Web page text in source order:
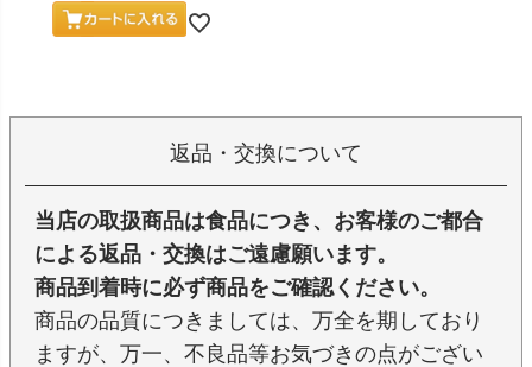
返品・交換について
当店の取扱商品は食品につき、お客様のご都合
による返品・交換はご遠慮願います。
商品到着時に必ず商品をご確認ください。
商品の品質につきましては、万全を期しており
ますが、万一、不良品等お気づきの点がござい